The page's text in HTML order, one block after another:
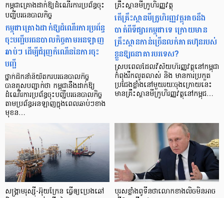
កម្ពុជាគ្រោងដាក់ឱ្យដំណើរការប្រព័ន្ធចុះ
បញ្ជីបរធនបាលកិច្ច
កម្ពុជាគ្រោងដាក់ឱ្យដំណើរការប្រព័ន្ធ
ចុះបញ្ជីបរធនបាលកិច្ចតាមអនឡាញ
ឆាប់ៗ ដើម្បីជំរុញកំណើននៃការចុះ
បញ្ជី
ថ្នាក់ដឹកនាំនិយ័តករបរធនបាលកិច្ច
បានគូសបញ្ជាក់ថា កម្ពុជានឹងដាក់ឱ្យ
ដំណើរការប្រព័ន្ធចុះបញ្ជីបរធនបាលកិច្ច
តាមប្រព័ន្ធអនឡាញក្នុងពេលឆាប់ៗខាង
មុខន…
គ្រឹះស្ថានមីក្រូហិរញ្ញវត្ថុ
តើគ្រឹះស្ថានមីក្រូហិរញ្ញវត្ថុអាចនឹង
បាត់ពីទីផ្សារកម្ពុជាទេ ក្រោយមាន
គ្រឹះស្ថានកាន់ច្រើនលក់ភាគហ៊ុនរបស់
ខ្លួនឱ្យធនាគារបរទេស?
ស្របពេលដែលវិស័យហិរញ្ញវត្ថុនៅកម្ពុជា
កំពុងរីកលូតលាស់ និង មានការប្រកួត
ប្រជែងខ្លាំងនៅមួយរយៈចុងក្រោយនេះ
មានគ្រឹះស្ថានមីក្រូហិរញ្ញវត្ថុនៅកម្ពុជ…
សង្គ្រាមរុស្ស៊ី-អ៊ុយក្រែន ធ្វើឲ្យប្រេងឆៅ
បុរសខ្លាំងពូទីនថាលោកខាងលិចមិនអាច